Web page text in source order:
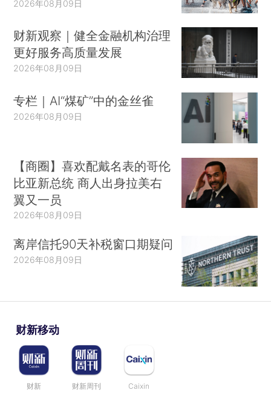
2026年08月09日
财新观察｜健全金融机构治理
更好服务高质量发展
2026年08月09日
专栏｜AI“煤矿”中的金丝雀
2026年08月09日
【商圈】喜欢配戴名表的哥伦
比亚新总统 商人出身拉美右
翼又一员
2026年08月09日
离岸信托90天补税窗口期疑问
2026年08月09日
财新移动
财新 财新周刊 Caixin